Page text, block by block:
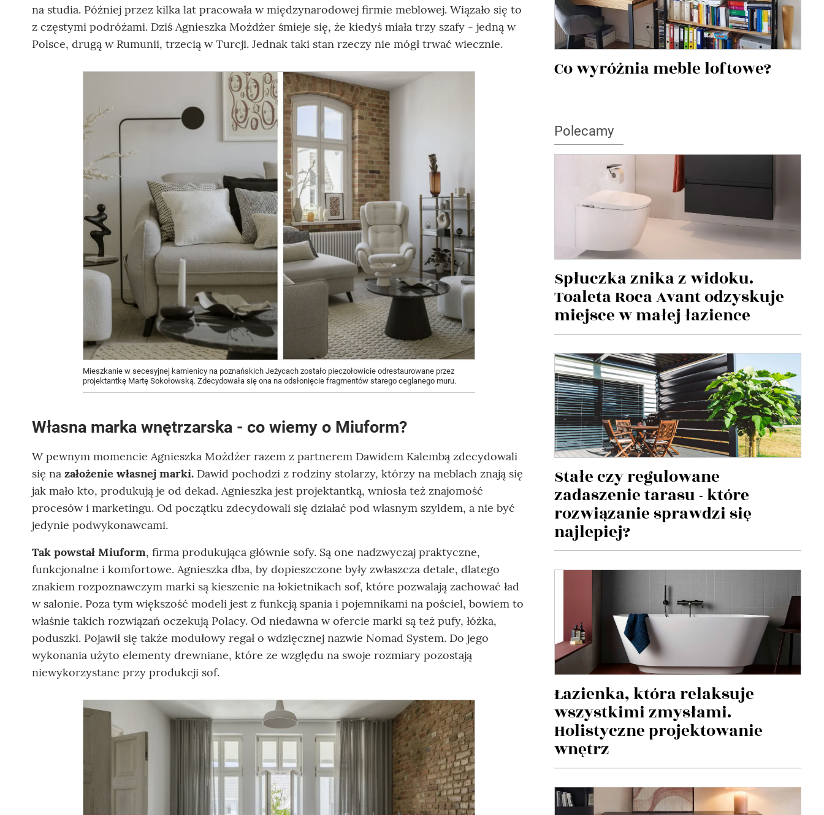
na studia. Później przez kilka lat pracowała w międzynarodowej firmie meblowej. Wiązało się to
z częstymi podróżami. Dziś Agnieszka Możdżer śmieje się, że kiedyś miała trzy szafy - jedną w
Polsce, drugą w Rumunii, trzecią w Turcji. Jednak taki stan rzeczy nie mógł trwać wiecznie.
Mieszkanie w secesyjnej kamienicy na poznańskich Jeżycach zostało pieczołowicie odrestaurowane przez
projektantkę Martę Sokołowską. Zdecydowała się ona na odsłonięcie fragmentów starego ceglanego muru.
Własna marka wnętrzarska - co wiemy o Miuform?
W pewnym momencie Agnieszka Możdżer razem z partnerem Dawidem Kalembą zdecydowali
się na założenie własnej marki. Dawid pochodzi z rodziny stolarzy, którzy na meblach znają się
jak mało kto, produkują je od dekad. Agnieszka jest projektantką, wniosła też znajomość
procesów i marketingu. Od początku zdecydowali się działać pod własnym szyldem, a nie być
jedynie podwykonawcami.
Tak powstał Miuform, firma produkująca głównie sofy. Są one nadzwyczaj praktyczne,
funkcjonalne i komfortowe. Agnieszka dba, by dopieszczone były zwłaszcza detale, dlatego
znakiem rozpoznawczym marki są kieszenie na łokietnikach sof, które pozwalają zachować ład
w salonie. Poza tym większość modeli jest z funkcją spania i pojemnikami na pościel, bowiem to
właśnie takich rozwiązań oczekują Polacy. Od niedawna w ofercie marki są też pufy, łóżka,
poduszki. Pojawił się także modułowy regał o wdzięcznej nazwie Nomad System. Do jego
wykonania użyto elementy drewniane, które ze względu na swoje rozmiary pozostają
niewykorzystane przy produkcji sof.
Co wyróżnia meble loftowe?
Polecamy
Spłuczka znika z widoku.
Toaleta Roca Avant odzyskuje
miejsce w małej łazience
Stałe czy regulowane
zadaszenie tarasu - które
rozwiązanie sprawdzi się
najlepiej?
Łazienka, która relaksuje
wszystkimi zmysłami.
Holistyczne projektowanie
wnętrz